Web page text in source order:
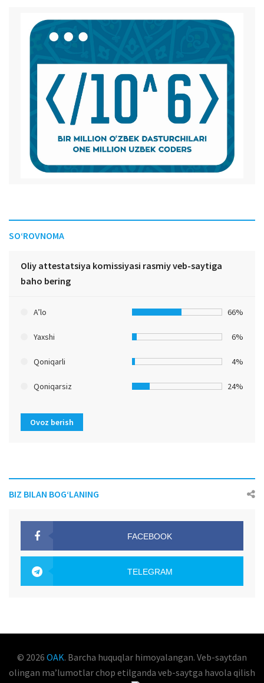
SO‘ROVNOMA
Oliy attestatsiya komissiyasi rasmiy veb-saytiga
baho bering
A’lo 66%
Yaxshi 6%
Qoniqarli 4%
Qoniqarsiz 24%
Ovoz berish
BIZ BILAN BOG‘LANING
FACEBOOK
TELEGRAM
© 2026 OAK. Barcha huquqlar himoyalangan. Veb-saytdan
olingan maʼlumotlar chop etilganda veb-saytga havola qilish